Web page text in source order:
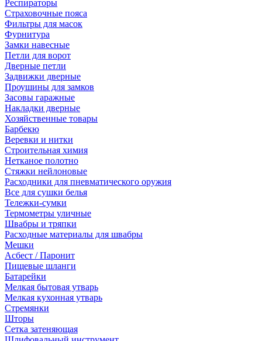
Респираторы
Страховочные пояса
Фильтры для масок
Фурнитура
Замки навесные
Петли для ворот
Дверные петли
Задвижки дверные
Проушины для замков
Засовы гаражные
Накладки дверные
Хозяйственные товары
Барбекю
Веревки и нитки
Строительная химия
Нетканое полотно
Стяжки нейлоновые
Расходники для пневматического оружия
Все для сушки белья
Тележки-сумки
Термометры уличные
Швабры и тряпки
Расходные материалы для швабры
Мешки
Асбест / Паронит
Пищевые шланги
Батарейки
Мелкая бытовая утварь
Мелкая кухонная утварь
Стремянки
Шторы
Сетка затеняющая